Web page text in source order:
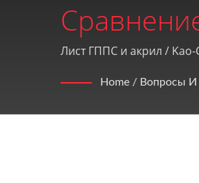
С 1990
Лист ГППС и акрил / Kao-
Home / Вопросы